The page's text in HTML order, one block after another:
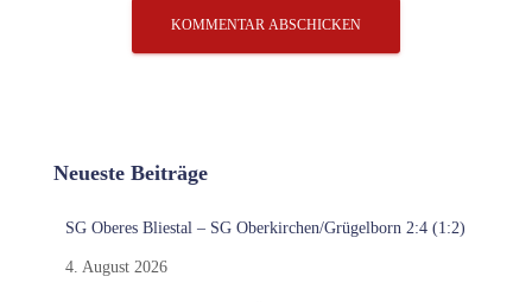
Neueste Beiträge
SG Oberes Bliestal – SG Oberkirchen/Grügelborn 2:4 (1:2)
4. August 2026